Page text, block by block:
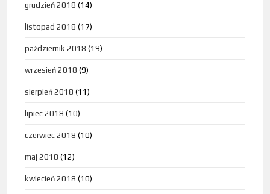
grudzień 2018 (14)
listopad 2018 (17)
październik 2018 (19)
wrzesień 2018 (9)
sierpień 2018 (11)
lipiec 2018 (10)
czerwiec 2018 (10)
maj 2018 (12)
kwiecień 2018 (10)